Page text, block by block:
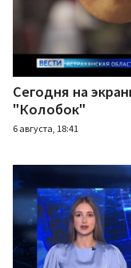
Сегодня на
"Колобок"
6 августа, 18:41